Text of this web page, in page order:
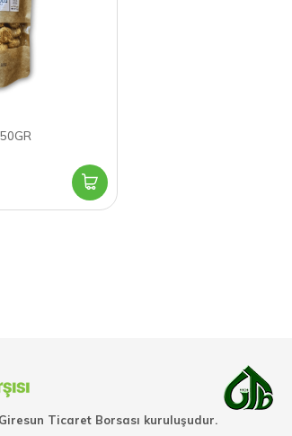
Giresun Ticaret Borsası kuruluşudur.